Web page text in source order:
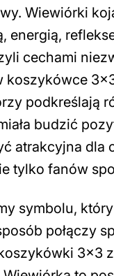
Wiewiórki
energią,
cechami
koszykówce
podkreślają
budzić
atrakcyjna dla
tylko fanów
symbolu,
połączy
3×3